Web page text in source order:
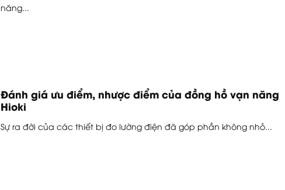
năng...
Đánh giá ưu điểm, nhược điểm của đồng hồ vạn năng
Hioki
Sự ra đời của các thiết bị đo lường điện đã góp phần không nhỏ...